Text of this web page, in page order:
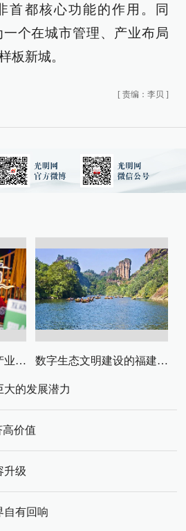
首都核心功能的作用。同
个在城市管理、产业布局
板新城。
[ 责编：李贝 ]
从票根经济到文旅全产业链升级 数字生态文明建设的福建路径与启示
的发展潜力
高价值
升级
自有回响